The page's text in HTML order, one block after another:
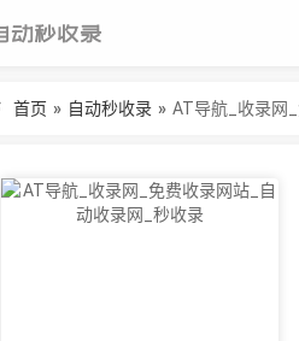
首页 » 自动秒收录 » AT导航_收录网